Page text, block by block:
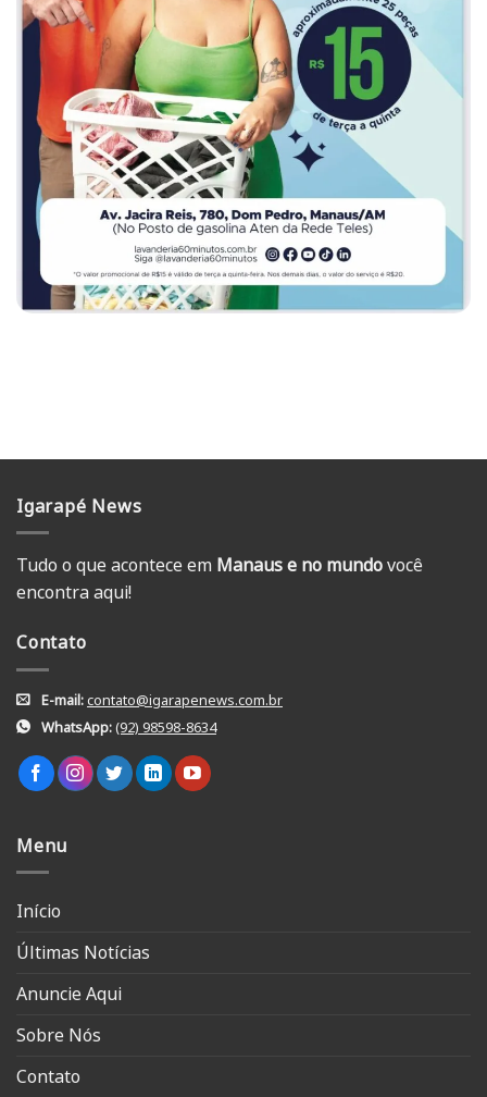
Igarapé News
Tudo o que acontece em Manaus e no mundovocê
encontra aqui!
Contato
E-mail:contato@igarapenews.com.br
WhatsApp:(92) 98598-8634
Menu
Início
Últimas Notícias
Anuncie Aqui
Sobre Nós
Contato